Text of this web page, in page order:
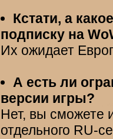
Кстати, а
подписку на
Их ожидает
А есть ли
версии игры?
Нет, вы сможете
отдельного RU-